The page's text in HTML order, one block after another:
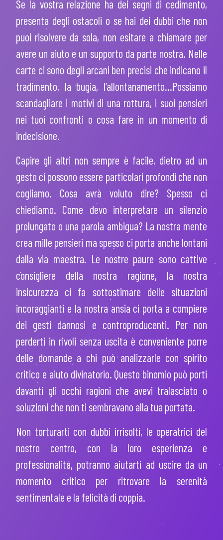
Se la vostra relazione ha dei segni di cedimento,
presenta degli ostacoli o se hai dei dubbi che non
puoi risolvere da sola, non esitare a chiamare per
avere un aiuto e un supporto da parte nostra. Nelle
carte ci sono degli arcani ben precisi che indicano il
tradimento, la bugia, l’allontanamento…Possiamo
scandagliare i motivi di una rottura, i suoi pensieri
nei tuoi confronti o cosa fare in un momento di
indecisione.
Capire gli altri non sempre è facile, dietro ad un
gesto ci possono essere particolari profondi che non
cogliamo. Cosa avrà voluto dire? Spesso ci
chiediamo. Come devo interpretare un silenzio
prolungato o una parola ambigua? La nostra mente
crea mille pensieri ma spesso ci porta anche lontani
dalla via maestra. Le nostre paure sono cattive
consigliere della nostra ragione, la nostra
insicurezza ci fa sottostimare delle situazioni
incoraggianti e la nostra ansia ci porta a compiere
dei gesti dannosi e controproducenti. Per non
perderti in rivoli senza uscita è conveniente porre
delle domande a chi può analizzarle con spirito
critico e aiuto divinatorio. Questo binomio può porti
davanti gli occhi ragioni che avevi tralasciato o
soluzioni che non ti sembravano alla tua portata.
Non torturarti con dubbi irrisolti, le operatrici del
nostro centro, con la loro esperienza e
professionalità, potranno aiutarti ad uscire da un
momento critico per ritrovare la serenità
sentimentale e la felicità di coppia.